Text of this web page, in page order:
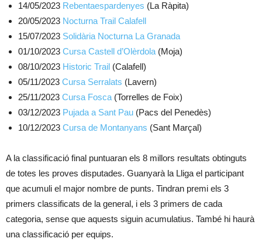
14/05/2023 Rebentaespardenyes (La Ràpita)
20/05/2023 Nocturna Trail Calafell
15/07/2023 Solidària Nocturna La Granada
01/10/2023 Cursa Castell d’Olèrdola (Moja)
08/10/2023 Historic Trail (Calafell)
05/11/2023 Cursa Serralats (Lavern)
25/11/2023 Cursa Fosca (Torrelles de Foix)
03/12/2023 Pujada a Sant Pau (Pacs del Penedès)
10/12/2023 Cursa de Montanyans (Sant Marçal)
A la classificació final puntuaran els 8 millors resultats obtinguts
de totes les proves disputades. Guanyarà la Lliga el participant
que acumuli el major nombre de punts. Tindran premi els 3
primers classificats de la general, i els 3 primers de cada
categoria, sense que aquests siguin acumulatius. També hi haurà
una classificació per equips.